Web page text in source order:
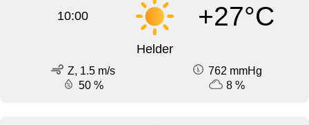
10:00 +27°C
Helder
Z, 1.5 m/s
762 mmHg
50 %
8 %